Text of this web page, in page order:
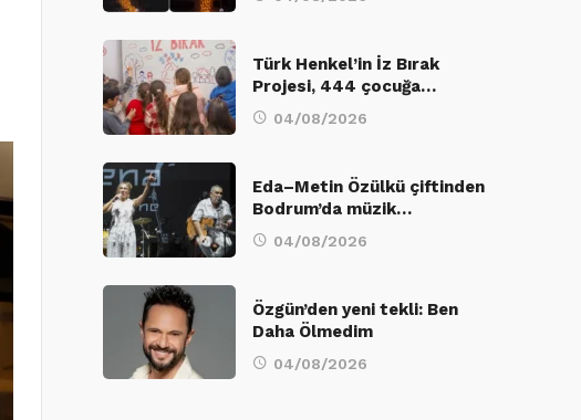
Türk Henkel’in İz Bırak
Projesi, 444 çocuğa…
04/08/2026
Eda–Metin Özülkü çiftinden
Bodrum’da müzik…
04/08/2026
Özgün’den yeni tekli: Ben
Daha Ölmedim
04/08/2026